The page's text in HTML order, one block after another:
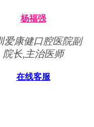
杨福强
爱康健口腔医院副
院长,主治医师
在线客服